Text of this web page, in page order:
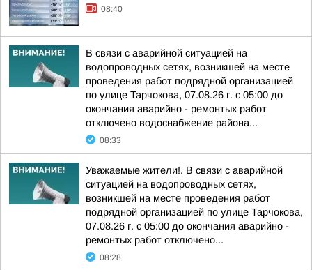
08:40
В связи с аварийной ситуацией на
водопроводных сетях, возникшей на месте
проведения работ подрядной организацией
по улице Тарчокова, 07.08.26 г. с 05:00 до
окончания аварийно - ремонтых работ
отключено водоснабжение района...
08:33
Уважаемые жители!. В связи с аварийной
ситуацией на водопроводных сетях,
возникшей на месте проведения работ
подрядной организацией по улице Тарчокова,
07.08.26 г. с 05:00 до окончания аварийно -
ремонтых работ отключено...
08:28